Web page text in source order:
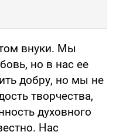
внуки. Мы
но в нас ее
добру, но мы не
творчества,
духовного
Нас